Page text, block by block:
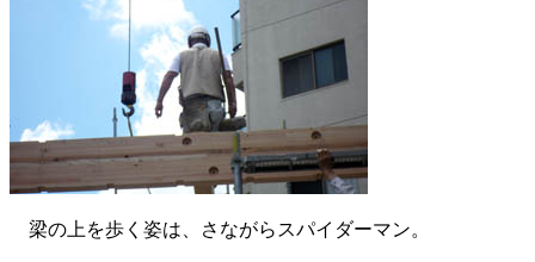
梁の上を歩く姿は、さながらスパイダーマン。